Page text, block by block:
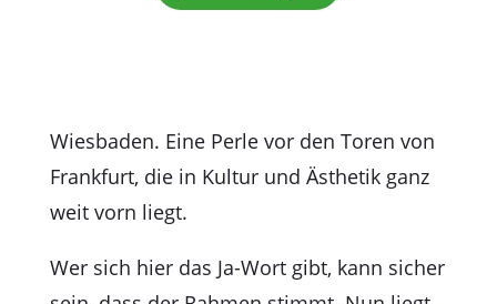
Wiesbaden. Eine Perle vor den Toren von
Frankfurt, die in Kultur und Ästhetik ganz
weit vorn liegt.
Wer sich hier das Ja-Wort gibt, kann sicher